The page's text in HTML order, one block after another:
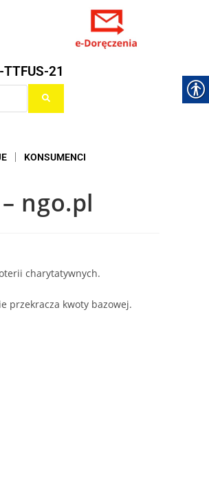
21
KONSUMENCI
ngo.pl
charytatywnych.
przekracza kwoty bazowej.